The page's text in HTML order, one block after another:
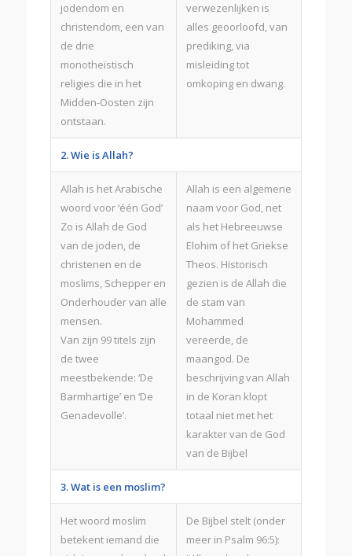
jodendom en
christendom, een van
de drie
monotheïstisch
religies die in het
Midden-Oosten zijn
ontstaan.
verwezenlijken is
alles geoorloofd, van
prediking, via
misleiding tot
omkoping en dwang.
2. Wie is Allah?
Allah is het Arabische
woord voor ‘één God’
Zo is Allah de God
van de joden, de
christenen en de
moslims, Schepper en
Onderhouder van alle
mensen.
Van zijn 99 titels zijn
de twee
meestbekende: ‘De
Barmhartige’ en ‘De
Genadevolle’.
Allah is een algemene
naam voor God, net
als het Hebreeuwse
Elohim of het Griekse
Theos. Historisch
gezien is de Allah die
de stam van
Mohammed
vereerde, de
maangod. De
beschrijving van Allah
in de Koran klopt
totaal niet met het
karakter van de God
van de Bijbel
3. Wat is een moslim?
Het woord moslim
betekent iemand die
De Bijbel stelt (onder
meer in Psalm 96:5):